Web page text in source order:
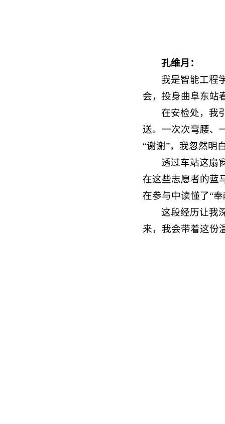
孔维月：
我是智能工程
会，投身曲阜东站
在安检处，我
送。一次次弯腰、
“谢谢”，我忽然明
透过车站这扇
在这些志愿者的蓝
在参与中读懂了“
这段经历让我
来，我会带着这份